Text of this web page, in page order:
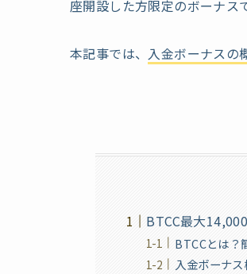
座開設した方限定のボーナス
本記事では、 入金ボーナスの
BTCC最大
BTCCとは？
入金ボーナス